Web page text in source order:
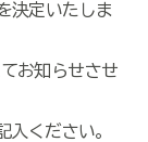
決定いたしま
てお知らせさせ
入ください。